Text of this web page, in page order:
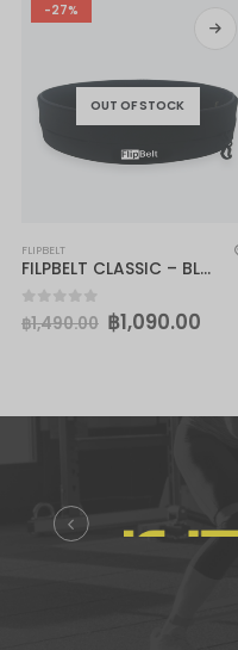
-27%
OUT OF STOCK
FLIPBELT
FILPBELT CLASSIC – BLACK
0out of 5
฿1,490.00 ฿1,090.00